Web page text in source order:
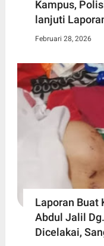
Kampus,
lanjuti
Februari 28, 2026
Laporan Buat
Abdul Jalil
Dicelakai,